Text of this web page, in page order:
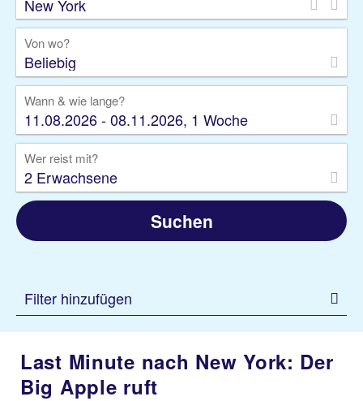
Gruppenreise
Camper Privattransfer
Von wo?
Beliebig
Wann & wie lange?
11.08.2026 - 08.11.2026, 1 Woche
Wer reist mit?
2 Erwachsene
Suchen
Filter hinzufügen
Last Minute nach New York: Der
Big Apple ruft